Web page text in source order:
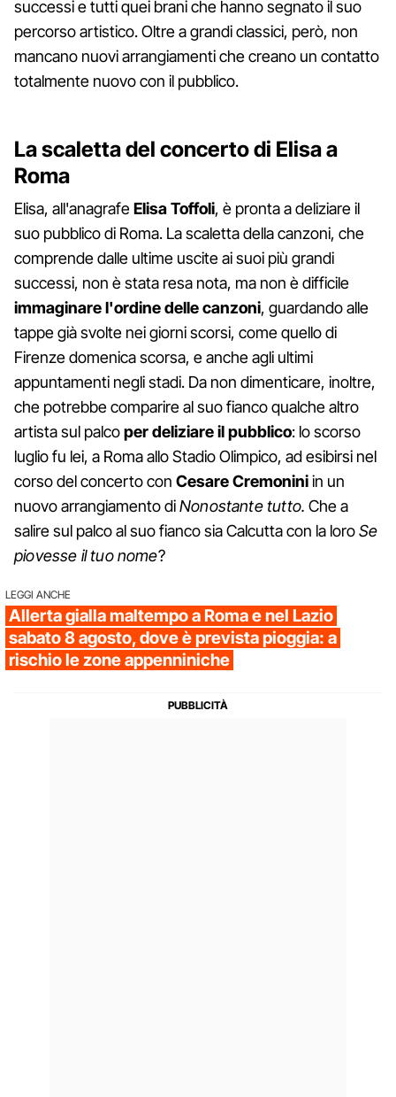
successi e tutti quei brani che hanno segnato il suo
percorso artistico. Oltre a grandi classici, però, non
mancano nuovi arrangiamenti che creano un contatto
totalmente nuovo con il pubblico.
La scaletta del concerto di Elisa a
Roma
Elisa, all'anagrafeElisa Toffoli, è pronta a deliziare il
suo pubblico di Roma. La scaletta della canzoni, che
comprende dalle ultime uscite ai suoi più grandi
successi, non è stata resa nota, ma non è difficile
immaginare l'ordine delle canzoni, guardando alle
tappe già svolte nei giorni scorsi, come quello di
Firenze domenica scorsa, e anche agli ultimi
appuntamenti negli stadi. Da non dimenticare, inoltre,
che potrebbe comparire al suo fianco qualche altro
artista sul palcoper deliziare il pubblico: lo scorso
luglio fu lei, a Roma allo Stadio Olimpico, ad esibirsi nel
corso del concerto con Cesare Cremoniniin un
nuovo arrangiamento diNonostante tutto.Che a
salire sul palco al suo fianco sia Calcutta con la loroSe
piovesse il tuo nome?
LEGGI ANCHE
Allerta gialla maltempo a Roma e nel Lazio
sabato 8 agosto, dove è prevista pioggia: a
rischio le zone appenniniche